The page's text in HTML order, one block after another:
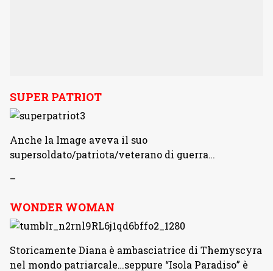
SUPER PATRIOT
Anche la Image aveva il suo
supersoldato/patriota/veterano di guerra…
–
WONDER WOMAN
Storicamente Diana è ambasciatrice di Themyscyra
nel mondo patriarcale…seppure “Isola Paradiso” è